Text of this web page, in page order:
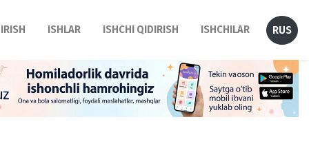
ISHLAR ISHCHI QIDIRISH ISHCHILAR RUS